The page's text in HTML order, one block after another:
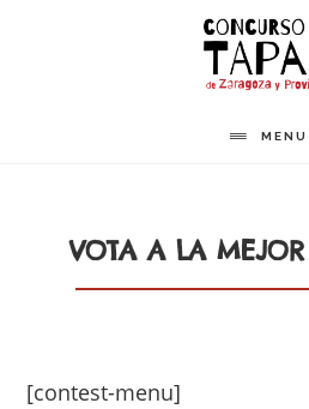
MENU
VOTA A LA
[contest-menu]